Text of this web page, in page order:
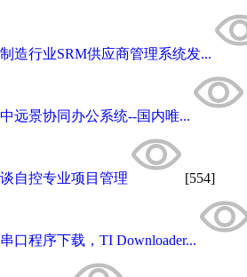
制造行业SRM供应商管理系统发...
中远景协同办公系统--国内唯...
谈自控专业项目管理 [554]
串口程序下载，TI Downloader...